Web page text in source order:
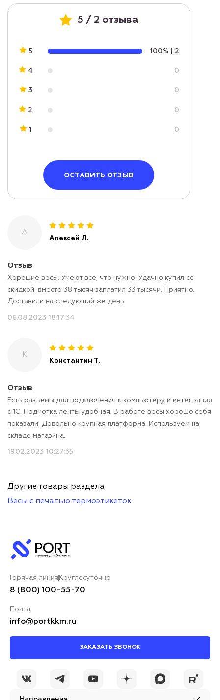
А
Алексей Л.
Отзыв
Хорошие весы. Умеют все, что нужно. Удачно купил со
скидкой: вместо 38 тысяч заплатил 33 тысячи. Приятно.
Доставили на следующий же день.
06.08.2023 18:17:34
К
Константин Т.
Отзыв
Есть разъемы для подключения к компьютеру и интеграция
с 1С. Подмотка ленты удобная. В работе весы хорошо себя
показали. Довольно крупная платформа. Используем на
складе магазина.
19.02.2023 10:27:35
5 / 2 отзыва
5 100% 2
4 0
3 0
2 0
1 0
ОСТАВИТЬ ОТЗЫВ
Другие товары раздела
Весы с печатью термоэтикеток
Горячая линия Круглосуточно
8 (800) 100-55-70
Почта
info@portkkm.ru
ЗАКАЗАТЬ ЗВОНОК